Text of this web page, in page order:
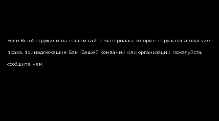
Если Вы обнаружили на нашем сайте материалы, которые нарушают авторские
права, принадлежащие Вам, Вашей компании или организации, пожалуйста,
сообщите нам.